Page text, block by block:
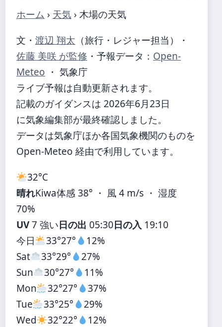
ホーム › 天気 › 木場の天気
文・ 渡辺 翔太 （旅行・レジャー担当）
・
佐藤 美咲 が監修 ・ 予報データ： Open-
Meteo ・ 気象庁
ライブ予報は自動更新されます。
記載のガイダンスは 2026年6月23日
に気象編集部が最終確認しました。
データは気象庁ほか各国気象機関のものを
Open-Meteo 経由で利用しています。
32°C
晴れKiwa体感 38° ・ 風 4 m/s ・ 湿度
70%
UV7 強い日の出 05:30日の入 19:10
今日
33°27°
12%
Sat
33°29°
27%
Sun
30°27°
11%
Mon
32°27°
37%
Tue
33°25°
29%
Wed
32°22°
12%